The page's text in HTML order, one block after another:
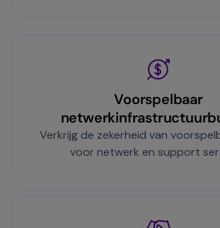
Voorspelbaar
Verkrijg de zekerheid van
voor netwerk en support